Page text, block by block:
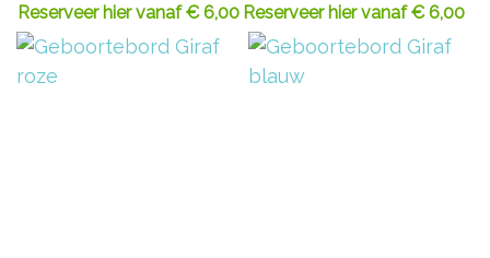
Reserveer hier vanaf € 6,00 Reserveer hier vanaf € 6,00